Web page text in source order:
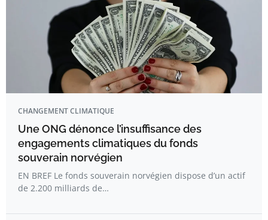
CHANGEMENT CLIMATIQUE
Une ONG dénonce l’insuffisance des
engagements climatiques du fonds
souverain norvégien
EN BREF Le fonds souverain norvégien dispose d’un actif
de 2.200 milliards de…